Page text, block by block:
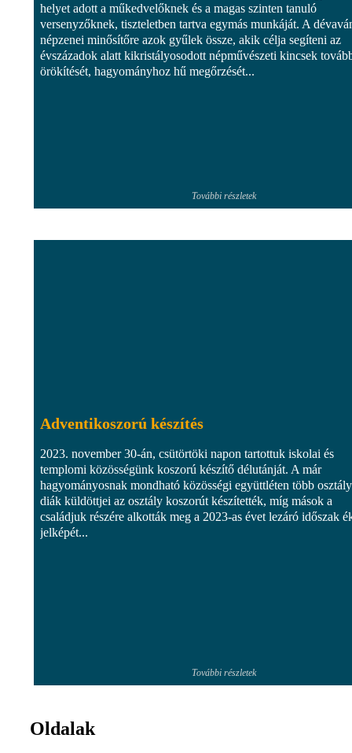
helyet adott a műkedvelőknek és a magas szinten tanuló
versenyzőknek, tiszteletben tartva egymás munkáját. A
népzenei minősítőre azok gyűlek össze, akik célja segíteni az
évszázadok alatt kikristályosodott népművészeti kincsek
örökítését, hagyományhoz hű megőrzését...
További részletek
Adventikoszorú készítés
2023. november 30-án, csütörtöki napon tartottuk iskolai és
templomi közösségünk koszorú készítő délutánját. A már
hagyományosnak mondható közösségi együttléten több osztály
diák küldöttjei az osztály koszorút készítették, míg mások a
családjuk részére alkották meg a 2023-as évet lezáró időszak
jelképét...
További részletek
Oldalak